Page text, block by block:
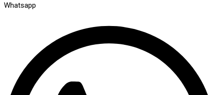
Whatsapp